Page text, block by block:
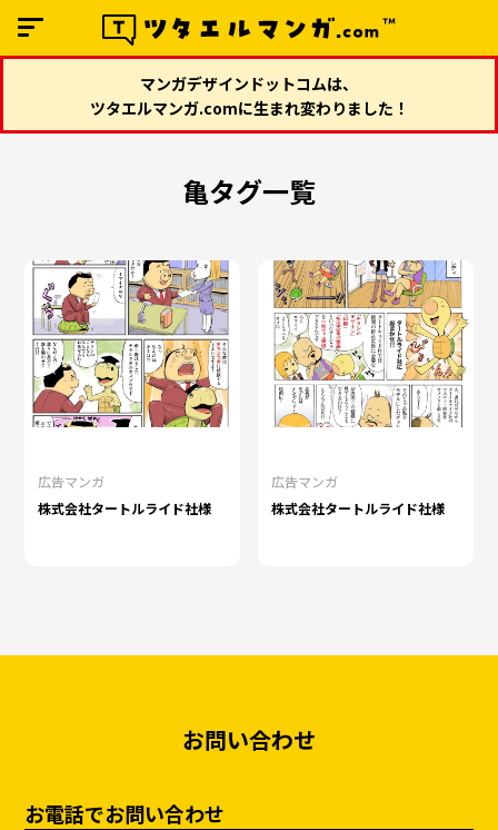
マンガデザインドットコムは、
ツタエルマンガ.comに生まれ変わりました！
亀タグ一覧
広告マンガ
株式会社タートルライド社様
広告マンガ
株式会社タートルライド社様
お問い合わせ
お電話でお問い合わせ